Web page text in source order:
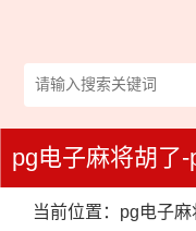
pg电子麻将胡了
当前位置： pg电子麻